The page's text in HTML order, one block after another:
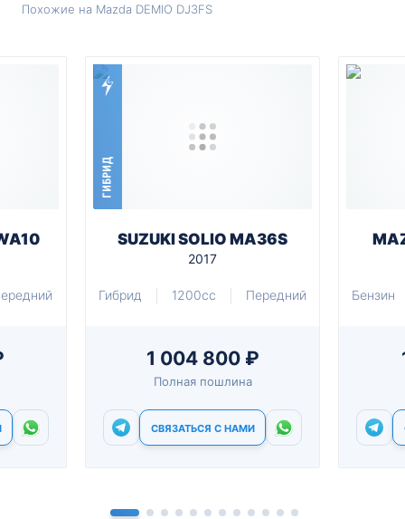
Похожие на Mazda DEMIO DJ3FS
ГИБРИД
SUZUKI SOLIO MA36S
2017
Гибрид 1200cc Передний
1 004 800 ₽
Полная пошлина
СВЯЗАТЬСЯ С НАМИ
Бензин